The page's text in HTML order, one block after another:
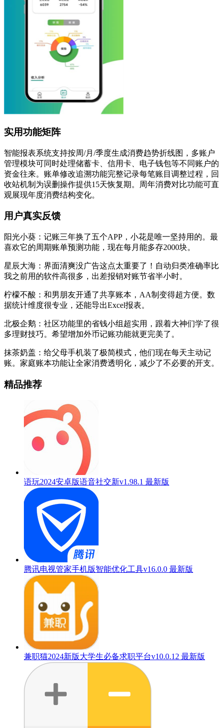
实用功能矩阵
智能报表系统支持按周/月/季度生成消费趋势折线图，多账户
管理模块可同时处理储蓄卡、信用卡、电子钱包等不同账户的
资金往来。账单修改追溯功能完整记录每笔账目调整过程，回
收站机制为误删操作提供15天恢复期。周年消费对比功能可直
观展现年度消费结构变化。
用户真实反馈
阳光小葵：记账三年换了五个APP，小花是唯一坚持用的。最
喜欢它的周期账单预测功能，现在每月能多存2000块。
星辰大海：界面清爽没广告这点太重要了！自动归类准确率比
我之前用的软件高很多，出差报销对账节省半小时。
柠檬不酸：和男朋友开通了共享账本，AA制变得超方便。数
据统计维度很专业，还能导出Excel报表。
北极企鹅：社区功能里的省钱小组超实用，跟着大神们学了很
多理财技巧。希望增加外币记账功能就更完美了。
抹茶奶盖：给父母手机装了极简模式，他们现在每天主动记
账。家庭账本功能让全家消费透明化，减少了不必要的开支。
精品推荐
语玩2024安卓版语音社交新v1.98.1 最新版
腾讯电视管家手机版智能优化工具v16.0.0 最新版
兼职猫2024新版大学生必备求职平台v10.0.12 最新版